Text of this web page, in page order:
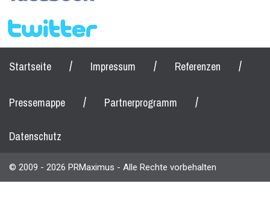
Startseite / Impressum / Referenzen /
Pressemappe / Partnerprogramm /
Datenschutz
© 2009 - 2026 PRMaximus - Alle Rechte vorbehalten